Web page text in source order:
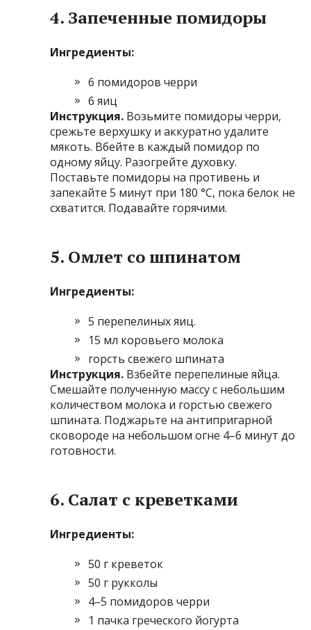
4. Запеченные помидоры
Ингредиенты:
6 помидоров черри
6 яиц
Инструкция. Возьмите помидоры черри,
срежьте верхушку и аккуратно удалите
мякоть. Вбейте в каждый помидор по
одному яйцу. Разогрейте духовку.
Поставьте помидоры на противень и
запекайте 5 минут при 180 °C, пока белок не
схватится. Подавайте горячими.
5. Омлет со шпинатом
Ингредиенты:
5 перепелиных яиц.
15 мл коровьего молока
горсть свежего шпината
Инструкция. Взбейте перепелиные яйца.
Смешайте полученную массу с небольшим
количеством молока и горстью свежего
шпината. Поджарьте на антипригарной
сковороде на небольшом огне 4–6 минут до
готовности.
6. Салат с креветками
Ингредиенты:
50 г креветок
50 г рукколы
4–5 помидоров черри
1 пачка греческого йогурта